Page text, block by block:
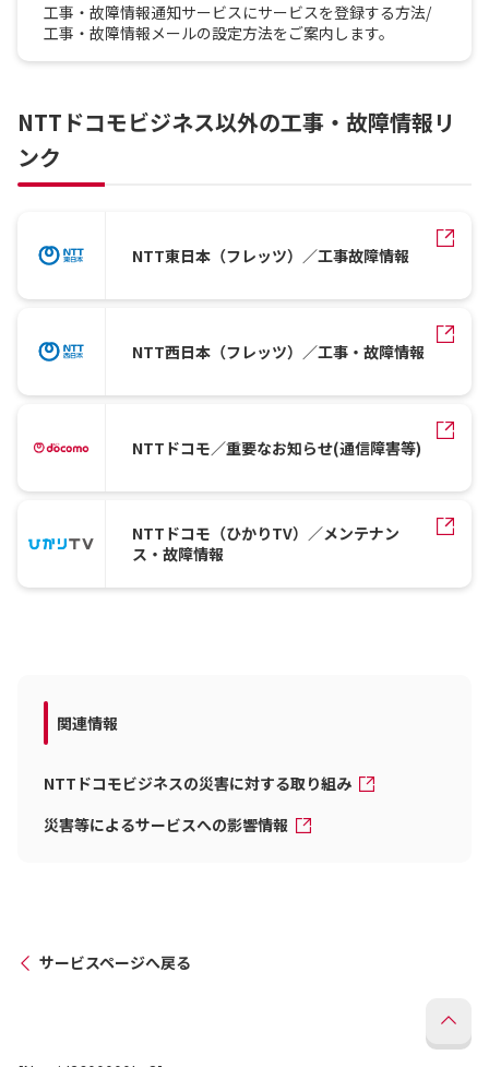
工事・故障情報通知サービスにサービスを登録する方法/
工事・故障情報メールの設定方法をご案内します。
NTTドコモビジネス以外の工事・故障情報リ
ンク
NTT東日本（フレッツ）／工事故障情報
NTT西日本（フレッツ）／工事・故障情報
NTTドコモ／重要なお知らせ(通信障害等)
NTTドコモ（ひかりTV）／メンテナン
ス・故障情報
関連情報
NTTドコモビジネスの災害に対する取り組み
災害等によるサービスへの影響情報
サービスページへ戻る